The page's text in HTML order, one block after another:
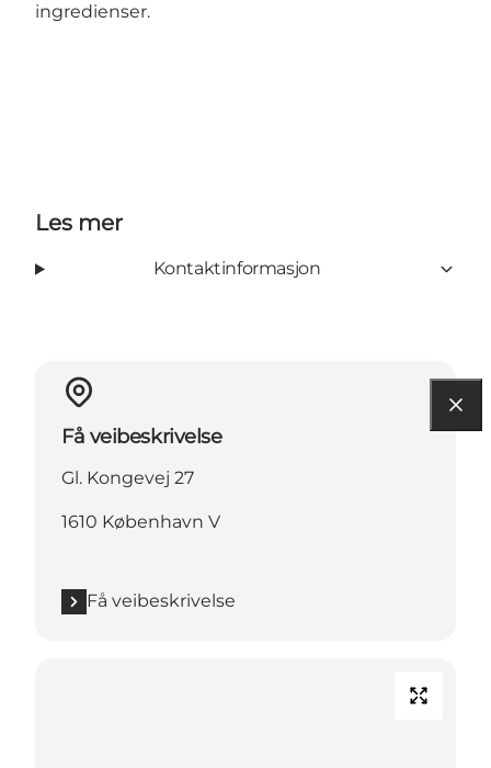
ingredienser.
Les mer
Kontaktinformasjon
Få veibeskrivelse
Gl. Kongevej 27
1610 København V
Få veibeskrivelse